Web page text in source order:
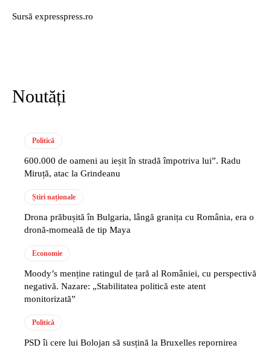
Sursă expresspress.ro
Noutăți
Politică
600.000 de oameni au ieșit în stradă împotriva lui”. Radu
Miruță, atac la Grindeanu
Știri naționale
Drona prăbușită în Bulgaria, lângă granița cu România, era o
dronă-momeală de tip Maya
Economie
Moody’s menține ratingul de țară al României, cu perspectivă
negativă. Nazare: „Stabilitatea politică este atent
monitorizată”
Politică
PSD îi cere lui Bolojan să susțină la Bruxelles repornirea